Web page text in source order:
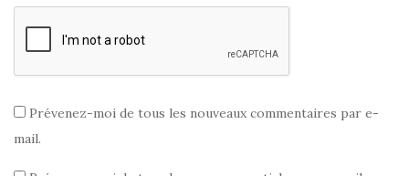
Prévenez-moi de tous les nouveaux commentaires par e-
mail.